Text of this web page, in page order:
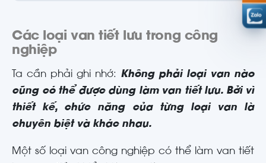
Các loại van tiết lưu trong công
nghiệp
Ta cần phải ghi nhớ: Không phải loại van nào
cũng có thể được dùng làm van tiết lưu. Bởi vì
thiết kế, chức năng của từng loại van là
chuyên biệt và khác nhau.
Một số loại van công nghiệp có thể làm van tiết